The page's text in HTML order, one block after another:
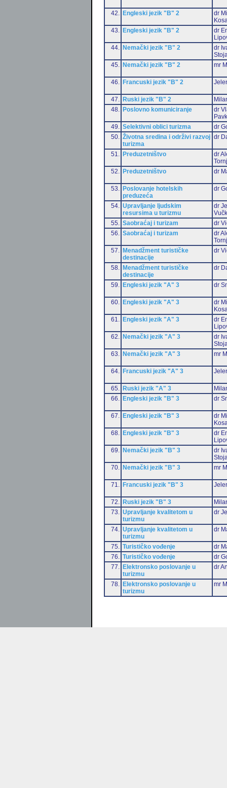
42. Engleski jezik "B" 2
dr
43.
Engleski jezik "B" 2
dr
44.
Nemački jezik "B" 2
dr
45.
Nemački jezik "B" 2 mr
46. Francuski jezik "B" 2
47. Ruski jezik "B" 2
48.
Poslovno komuniciranje
dr
49.
Selektivni oblici turizma
dr
50.
Životna sredina i održivi razvoj
turizma
dr
51. Preduzetništvo
dr
52.
Preduzetništvo dr
53.
Poslovanje hotelskih
preduzeća
dr
54.
Upravljanje ljudskim
resursima u turizmu
dr
55.
Saobraćaj i turizam
dr
56.
Saobraćaj i turizam
dr
57.
Menadžment turističke
destinacije
dr
58.
Menadžment turističke
destinacije
dr
59. Engleski jezik "A" 3 dr
60. Engleski jezik "A" 3
dr
61.
Engleski jezik "A" 3
dr
62.
Nemački jezik "A" 3
dr
63.
Nemački jezik "A" 3 mr
64. Francuski jezik "A" 3
65. Ruski jezik "A" 3
66.
Engleski jezik "B" 3 dr
67. Engleski jezik "B" 3
dr
68.
Engleski jezik "B" 3
dr
69.
Nemački jezik "B" 3
dr
70.
Nemački jezik "B" 3 mr
71. Francuski jezik "B" 3
72. Ruski jezik "B" 3
73.
Upravljanje kvalitetom u
turizmu
dr
74.
Upravljanje kvalitetom u
turizmu
dr
75. Turističko vođenje
dr
76.
Turističko vođenje
dr
77.
Elektronsko poslovanje u
turizmu
dr
78.
Elektronsko poslovanje u
turizmu
mr